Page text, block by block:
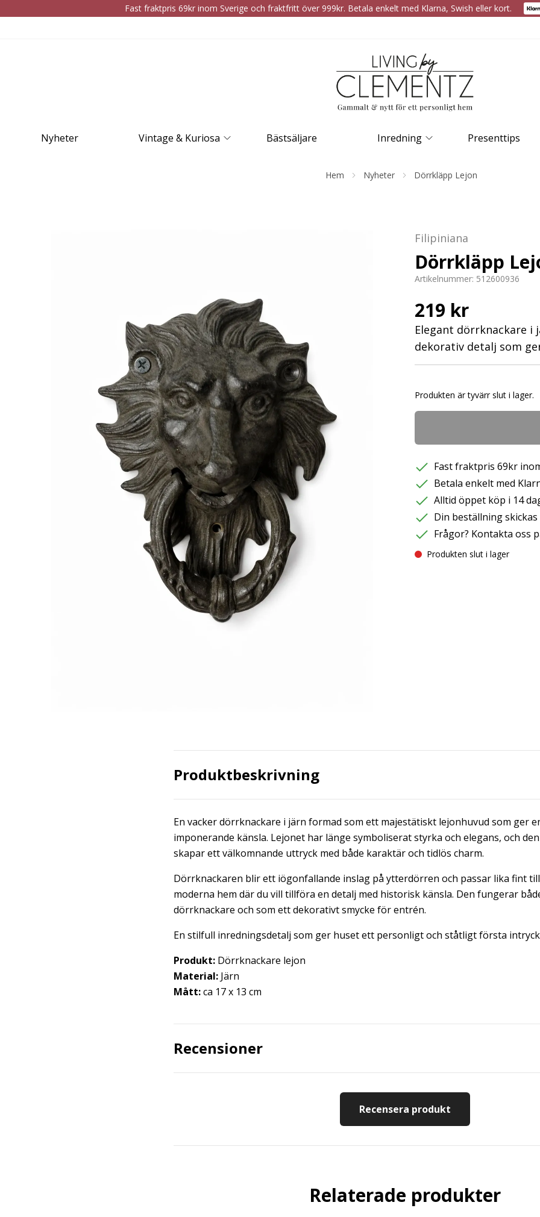
Fast fraktpris 69kr inom Sverige och fraktfritt över 999kr. Betala enkelt med Klarna, Swish eller kort.
Nyheter Vintage & Kuriosa Bästsäljare Inredning Presenttips
Hem Nyheter Dörrkläpp Lejon
Filipiniana
Dörrkläpp
Artikelnummer: 512600936
219 kr
Elegant dörrknackare i
dekorativ detalj som
Produkten är tyvärr slut i lager.
Fast fraktpris 69kr
Betala enkelt med
Alltid öppet köp i 14
Din beställning
Frågor? Kontakta oss
Produkten slut i lager
Produktbeskrivning
En vacker dörrknackare i järn formad som ett majestätiskt lejonhuvud som ger
imponerande känsla. Lejonet har länge symboliserat styrka och elegans, och
skapar ett välkomnande uttryck med både karaktär och tidlös charm.
Dörrknackaren blir ett iögonfallande inslag på ytterdörren och passar lika fint
moderna hem där du vill tillföra en detalj med historisk känsla. Den fungerar
dörrknackare och som ett dekorativt smycke för entrén.
En stilfull inredningsdetalj som ger huset ett personligt och ståtligt första
Produkt: Dörrknackare lejon
Material: Järn
Mått:ca 17 x 13 cm
Recensioner
Recensera produkt
Relaterade produkter